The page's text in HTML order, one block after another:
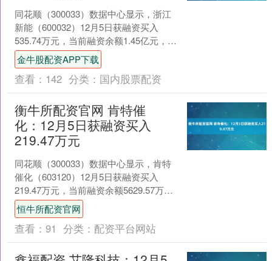
同花顺（300033）数据中心显示，浙江
新能（600032）12月5日获融资买入
535.74万元，当前融资余额1.45亿元，占
流通市值的0.82%，超过历史90....
金牛股配资APP下载
查看： 142 分类： 国内股票配资
衡牛所配资官网 肯特催
化：12月5日获融资买入
219.47万元
同花顺（300033）数据中心显示，肯特
催化（603120）12月5日获融资买入
219.47万元，当前融资余额5629.57万
元，占流通市值的6.42%，低于历....
恒牛所配资官网
查看： 91 分类： 配资平台网站